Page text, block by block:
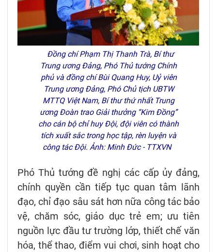
Đồng chí Phạm Thị Thanh Trà, Bí thư
Trung ương Đảng, Phó Thủ tướng Chính
phủ và đồng chí Bùi Quang Huy, Uỷ viên
Trung ương Đảng, Phó Chủ tịch UBTW
MTTQ Việt Nam, Bí thư thứ nhất Trung
ương Đoàn trao Giải thưởng “Kim Đồng”
cho cán bộ chỉ huy Đội, đội viên có thành
tích xuất sắc trong học tập, rèn luyện và
công tác Đội. Ảnh: Minh Đức - TTXVN
Phó Thủ tướng đề nghị các cấp ủy đảng,
chính quyền cần tiếp tục quan tâm lãnh
đạo, chỉ đạo sâu sát hơn nữa công tác bảo
vệ, chăm sóc, giáo dục trẻ em; ưu tiên
nguồn lực đầu tư trường lớp, thiết chế văn
hóa, thể thao, điểm vui chơi, sinh hoạt cho